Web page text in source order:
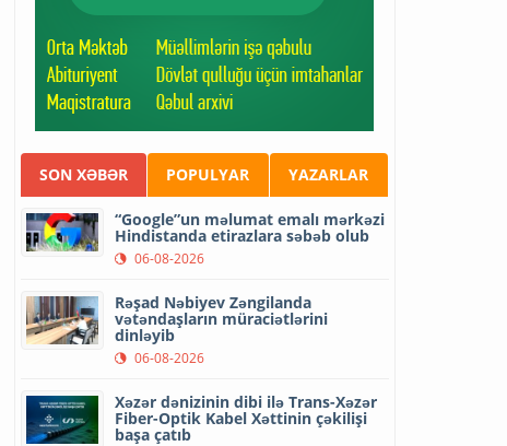
SON XƏBƏR POPULYAR YAZARLAR
“Google”un məlumat emalı mərkəzi
Hindistanda etirazlara səbəb olub
06-08-2026
Rəşad Nəbiyev Zəngilanda
vətəndaşların müraciətlərini
dinləyib
06-08-2026
Xəzər dənizinin dibi ilə Trans-Xəzər
Fiber-Optik Kabel Xəttinin çəkilişi
başa çatıb